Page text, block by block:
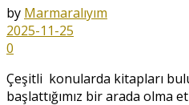
by Marmaralıyım
2025-11-25
0
Çeşitli konularda kitapları
başlattığımız bir arada olma